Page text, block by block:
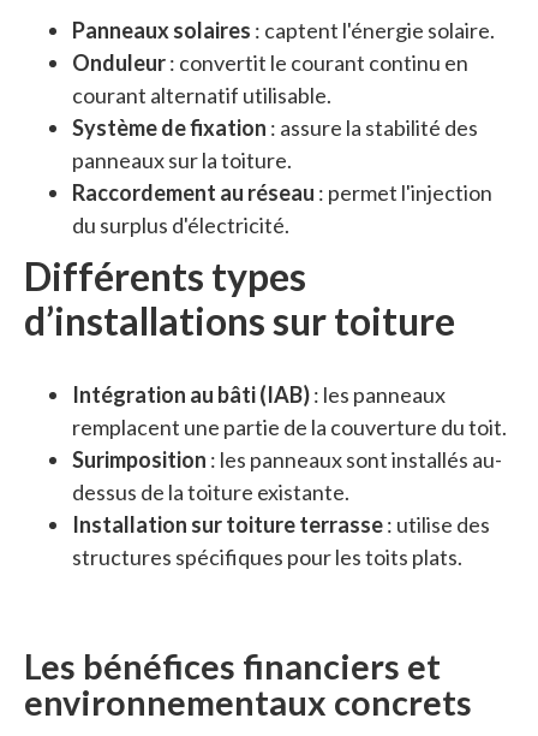
Panneaux solaires : captent l'énergie solaire.
Onduleur: convertit le courant continu en
courant alternatif utilisable.
Système de fixation : assure la stabilité des
panneaux sur la toiture.
Raccordement au réseau : permet l'injection
du surplus d'électricité.
Différents types
d’installations sur toiture
Intégration au bâti (IAB): les panneaux
remplacent une partie de la couverture du toit.
Surimposition : les panneaux sont installés au-
dessus de la toiture existante.
Installation sur toiture terrasse: utilise des
structures spécifiques pour les toits plats.
Les bénéfices financiers et
environnementaux concrets